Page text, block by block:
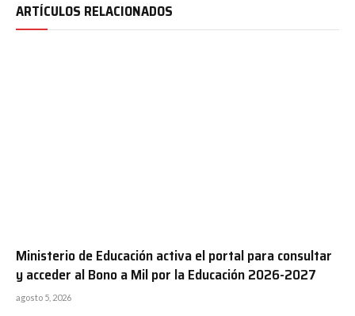
ARTÍCULOS RELACIONADOS
Ministerio de Educación activa el portal para consultar
y acceder al Bono a Mil por la Educación 2026-2027
agosto 5, 2026